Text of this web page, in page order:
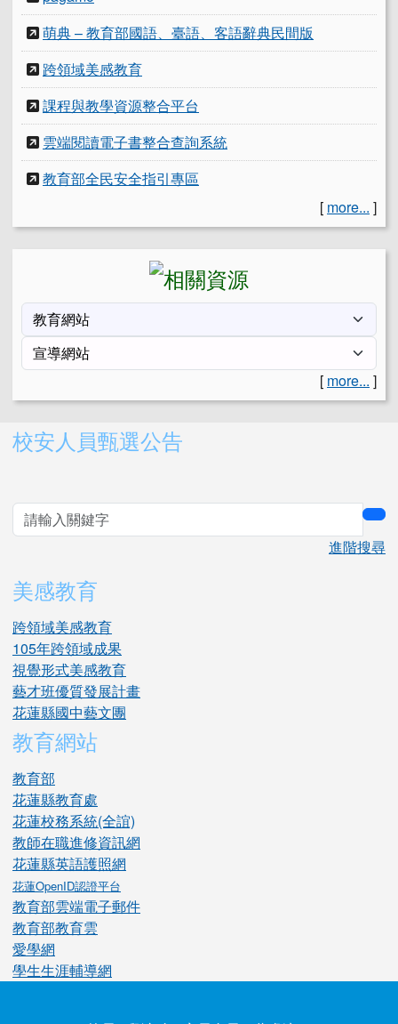
萌典 – 教育部國語、臺語、客語辭典民間版
跨領域美感教育
課程與教學資源整合平台
雲端閱讀電子書整合查詢系統
教育部全民安全指引專區
[ more... ]
[ more... ]
右邊區域內容
校安人員甄選公告
進階搜尋
美感教育
跨領域美感教育
105年跨領域成果
視覺形式美感教育
藝才班優質發展計畫
花蓮縣國中藝文團
教育網站
教育部
花蓮縣教育處
花蓮校務系統(全誼)
教師在職進修資訊網
花蓮縣英語護照網
花蓮OpenID認證平台
教育部雲端電子郵件
教育部教育雲
愛學網
學生生涯輔導網